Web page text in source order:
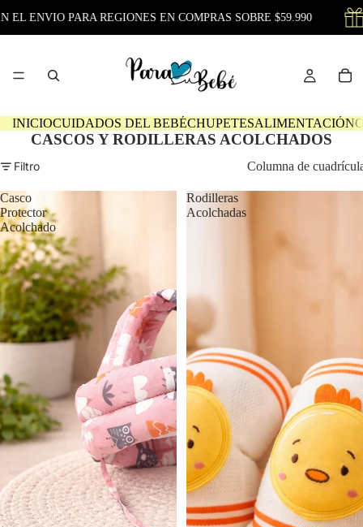
ENVIO PARA REGIONES EN COMPRAS SOBRE $59.990
INICIOCUIDADOS DEL BEBÉCHUPETESALIMENTACIÓN
CASCOS Y RODILLERAS ACOLCHADOS
Filtro Columna de
Casco
Protector
Acolchado
Rodilleras
Acolchadas